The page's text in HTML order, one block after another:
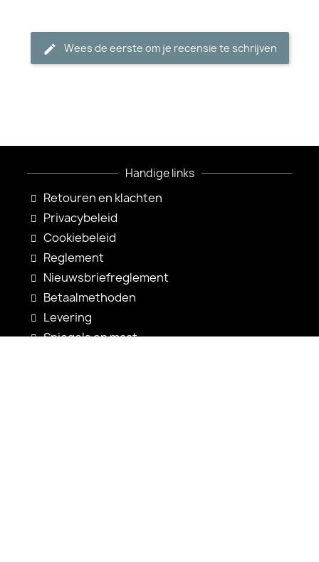
Wees de eerste om je recensie te schrijven
Handige links
Retouren en klachten
Privacybeleid
Cookiebeleid
Reglement
Nieuwsbriefreglement
Betaalmethoden
Levering
Spiegels op maat